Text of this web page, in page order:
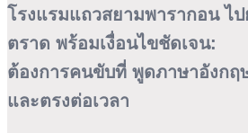
โรงแรมแถวสยามพารากอนไป
ตราด พร้อมเงื่อนไขชัดเจน:
ต้องการคนขับที่ พูดภาษาอังกฤ
และตรงต่อเวลา